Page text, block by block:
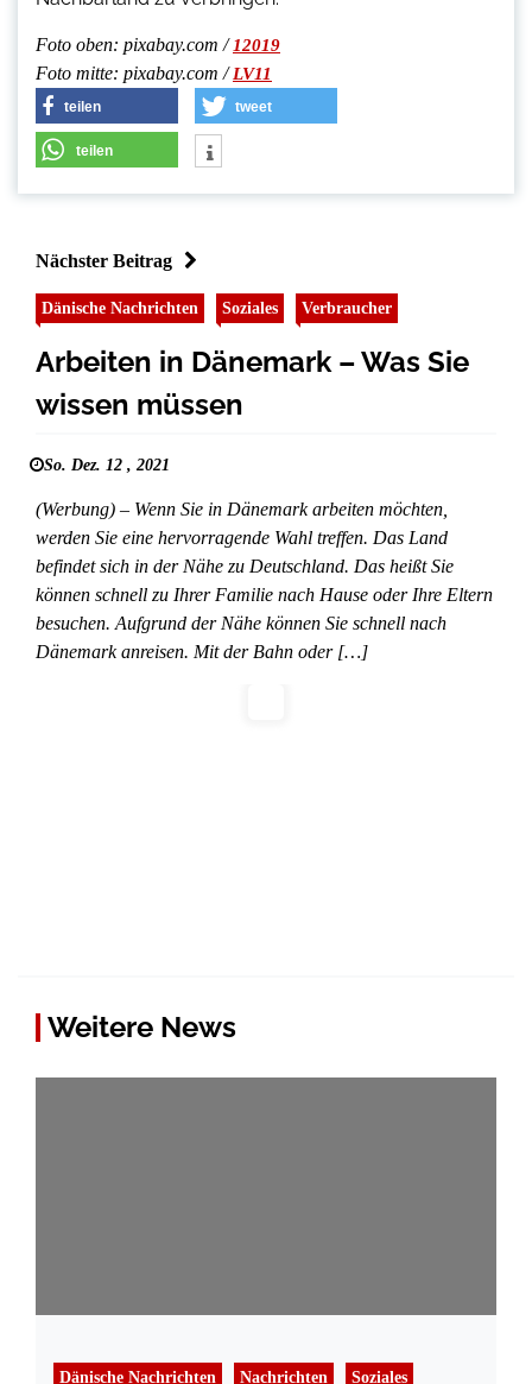
Foto oben: pixabay.com /12019
Foto mitte: pixabay.com /LV11
teilen tweet
teilen
Nächster Beitrag
Dänische Nachrichten Soziales Verbraucher
Arbeiten in Dänemark – Was Sie
wissen müssen
So. Dez. 12 , 2021
(Werbung) – Wenn Sie in Dänemark arbeiten möchten,
werden Sie eine hervorragende Wahl treffen. Das Land
befindet sich in der Nähe zu Deutschland. Das heißt Sie
können schnell zu Ihrer Familie nach Hause oder Ihre Eltern
besuchen. Aufgrund der Nähe können Sie schnell nach
Dänemark anreisen. Mit der Bahn oder […]
Weitere News
Dänische Nachrichten Nachrichten Soziales